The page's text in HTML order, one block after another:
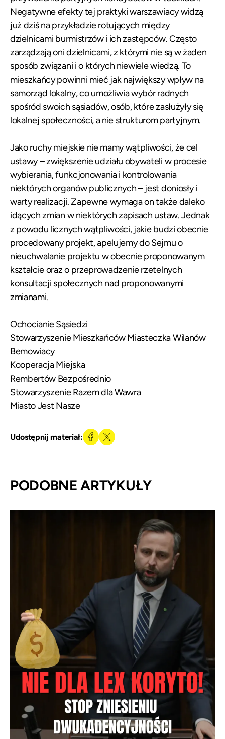
Negatywne efekty tej praktyki warszawiacy widzą
już dziś na przykładzie rotujących między
dzielnicami burmistrzów i ich zastępców. Często
zarządzają oni dzielnicami, z którymi nie są w żaden
sposób związani i o których niewiele wiedzą. To
mieszkańcy powinni mieć jak największy wpływ na
samorząd lokalny, co umożliwia wybór radnych
spośród swoich sąsiadów, osób, które zasłużyły się
lokalnej społeczności, a nie strukturom partyjnym.
Jako ruchy miejskie nie mamy wątpliwości, że cel
ustawy – zwiększenie udziału obywateli w procesie
wybierania, funkcjonowania i kontrolowania
niektórych organów publicznych – jest doniosły i
warty realizacji. Zapewne wymaga on także daleko
idących zmian w niektórych zapisach ustaw. Jednak
z powodu licznych wątpliwości, jakie budzi obecnie
procedowany projekt, apelujemy do Sejmu o
nieuchwalanie projektu w obecnie proponowanym
kształcie oraz o przeprowadzenie rzetelnych
konsultacji społecznych nad proponowanymi
zmianami.
Ochocianie Sąsiedzi
Stowarzyszenie Mieszkańców Miasteczka Wilanów
Bemowiacy
Kooperacja Miejska
Rembertów Bezpośrednio
Stowarzyszenie Razem dla Wawra
Miasto Jest Nasze
Udostępnij materiał:
PODOBNE ARTYKUŁY